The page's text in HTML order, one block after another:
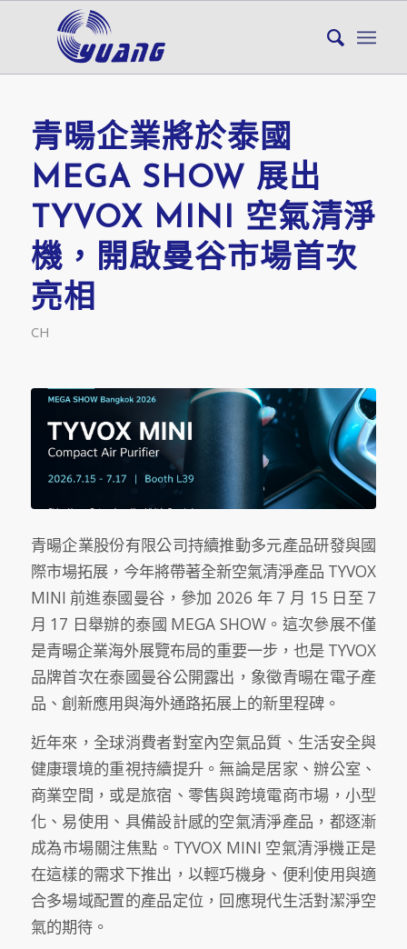
青暘企業將於泰國
MEGA SHOW 展出
TYVOX MINI 空氣清淨
機，開啟曼谷市場首次
亮相
CH
青暘企業股份有限公司持續推動多元產品研發與國
際市場拓展，今年將帶著全新空氣清淨產品 TYVOX
MINI 前進泰國曼谷，參加 2026 年 7 月 15 日至 7
月 17 日舉辦的泰國 MEGA SHOW。這次參展不僅
是青暘企業海外展覽布局的重要一步，也是 TYVOX
品牌首次在泰國曼谷公開露出，象徵青暘在電子產
品、創新應用與海外通路拓展上的新里程碑。
近年來，全球消費者對室內空氣品質、生活安全與
健康環境的重視持續提升。無論是居家、辦公室、
商業空間，或是旅宿、零售與跨境電商市場，小型
化、易使用、具備設計感的空氣清淨產品，都逐漸
成為市場關注焦點。TYVOX MINI 空氣清淨機正是
在這樣的需求下推出，以輕巧機身、便利使用與適
合多場域配置的產品定位，回應現代生活對潔淨空
氣的期待。